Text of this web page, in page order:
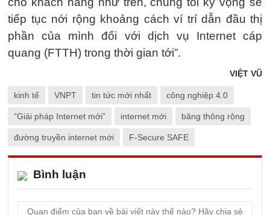
tiếp tục nới rộng khoảng cách ví trí dẫn đầu thị
phần của mình đối với dịch vụ Internet cáp
quang (FTTH) trong thời gian tới”.
VIỆT VŨ
kinh tế VNPT tin tức mới nhất công nghiệp 4.0
“Giải pháp Internet mới” internet mới băng thông rộng
đường truyền internet mới F-Secure SAFE
Bình luận